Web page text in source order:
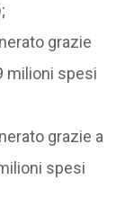
grazie
milioni spesi
grazie a
spesi